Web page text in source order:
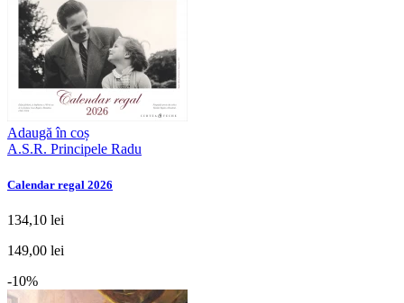
Adaugă în coș
A.S.R. Principele Radu
Calendar regal 2026
134,10 lei
149,00 lei
-10%